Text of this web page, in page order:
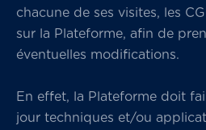
chacune de ses visites, les
sur la Plateforme, afin de
éventuelles modifications.
En effet, la Plateforme doit
jour techniques et/ou